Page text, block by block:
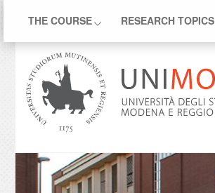
THE COURSE RESEARCH TOPICS